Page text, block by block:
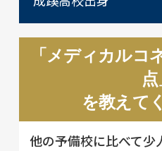
「メディカルコ
点
を教えて
他の予備校に比べて少